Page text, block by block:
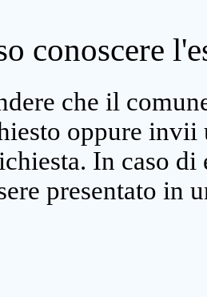
conoscere
che il
oppure invii
In caso
presentato in